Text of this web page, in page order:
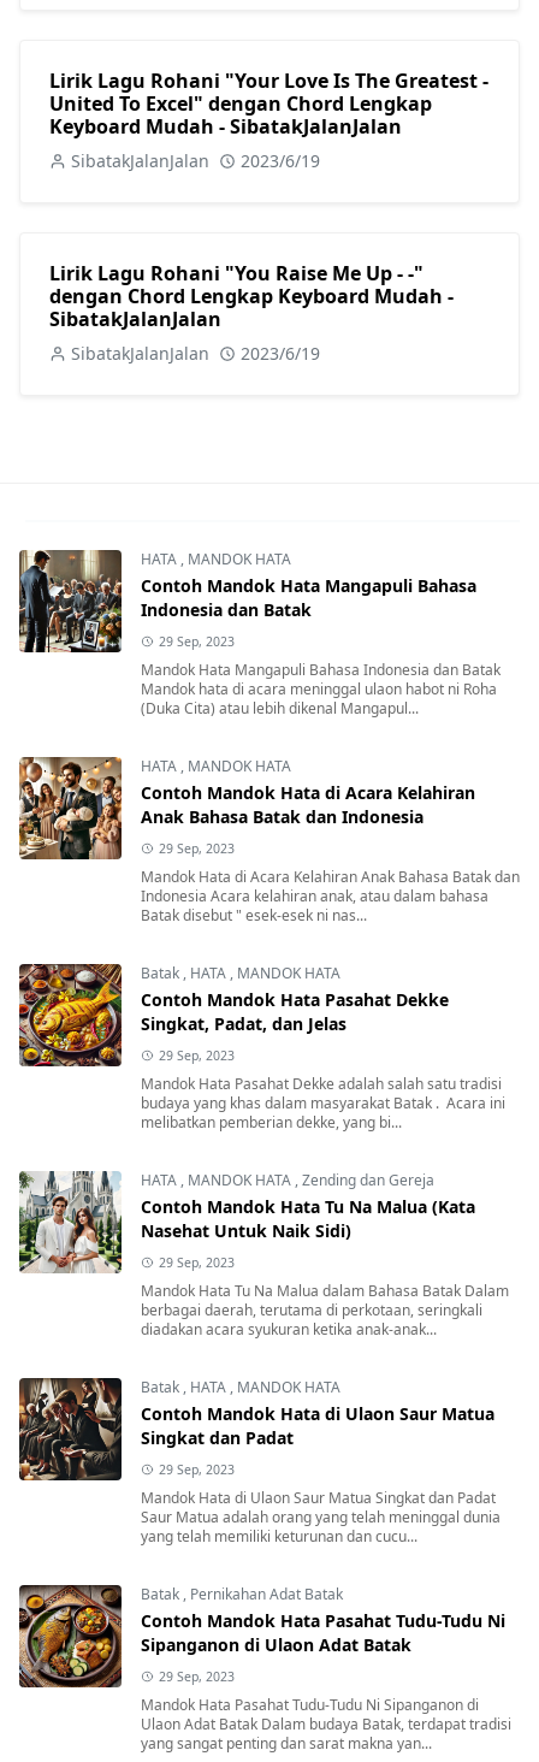
Lirik Lagu Rohani "Your Love Is The Greatest -
United To Excel" dengan Chord Lengkap
Keyboard Mudah - SibatakJalanJalan
SibatakJalanJalan 2023/6/19
Lirik Lagu Rohani "You Raise Me Up - -"
dengan Chord Lengkap Keyboard Mudah -
SibatakJalanJalan
SibatakJalanJalan 2023/6/19
HATA , MANDOK HATA
Contoh Mandok Hata Mangapuli Bahasa
Indonesia dan Batak
29 Sep, 2023
Mandok Hata Mangapuli Bahasa Indonesia dan Batak
Mandok hata di acara meninggal ulaon habot ni Roha
(Duka Cita) atau lebih dikenal Mangapul...
HATA , MANDOK HATA
Contoh Mandok Hata di Acara Kelahiran
Anak Bahasa Batak dan Indonesia
29 Sep, 2023
Mandok Hata di Acara Kelahiran Anak Bahasa Batak dan
Indonesia Acara kelahiran anak, atau dalam bahasa
Batak disebut " esek-esek ni nas...
Batak , HATA , MANDOK HATA
Contoh Mandok Hata Pasahat Dekke
Singkat, Padat, dan Jelas
29 Sep, 2023
Mandok Hata Pasahat Dekke adalah salah satu tradisi
budaya yang khas dalam masyarakat Batak . Acara ini
melibatkan pemberian dekke, yang bi...
HATA , MANDOK HATA ,Zending dan Gereja
Contoh Mandok Hata Tu Na Malua (Kata
Nasehat Untuk Naik Sidi)
29 Sep, 2023
Mandok Hata Tu Na Malua dalam Bahasa Batak Dalam
berbagai daerah, terutama di perkotaan, seringkali
diadakan acara syukuran ketika anak-anak...
Batak , HATA , MANDOK HATA
Contoh Mandok Hata di Ulaon Saur Matua
Singkat dan Padat
29 Sep, 2023
Mandok Hata di Ulaon Saur Matua Singkat dan Padat
Saur Matua adalah orang yang telah meninggal dunia
yang telah memiliki keturunan dan cucu...
Batak , Pernikahan Adat Batak
Contoh Mandok Hata Pasahat Tudu-Tudu Ni
Sipanganon di Ulaon Adat Batak
29 Sep, 2023
Mandok Hata Pasahat Tudu-Tudu Ni Sipanganon di
Ulaon Adat Batak Dalam budaya Batak, terdapat tradisi
yang sangat penting dan sarat makna yan...